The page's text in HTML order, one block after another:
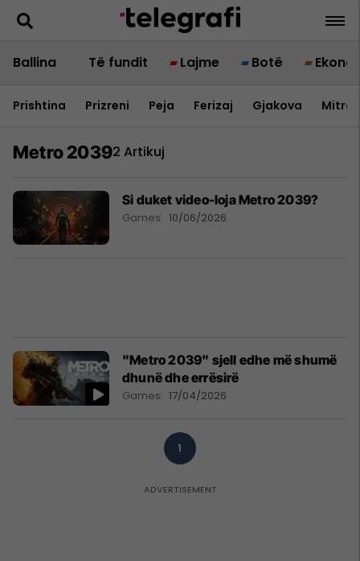
Ballina Të fundit Lajme Botë
Prishtina Prizreni Peja Ferizaj Gjakova
Metro 20392 Artikuj
Si duket video-loja Metro 2039?
Games 10/06/2026
"Metro 2039" sjell edhe më shumë
dhunë dhe errësirë ​​
Games 17/04/2026
1